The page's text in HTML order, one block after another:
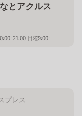
とアクルス
21:00 日曜9:00-
プレス